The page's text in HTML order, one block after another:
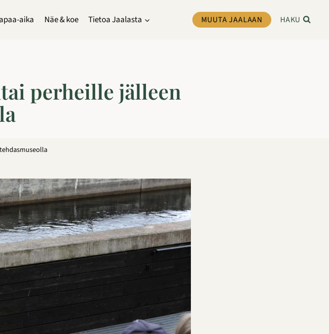
aika Näe & koe Tietoa Jaalasta MUUTA JAALAAN HAKU
perheille jälleen